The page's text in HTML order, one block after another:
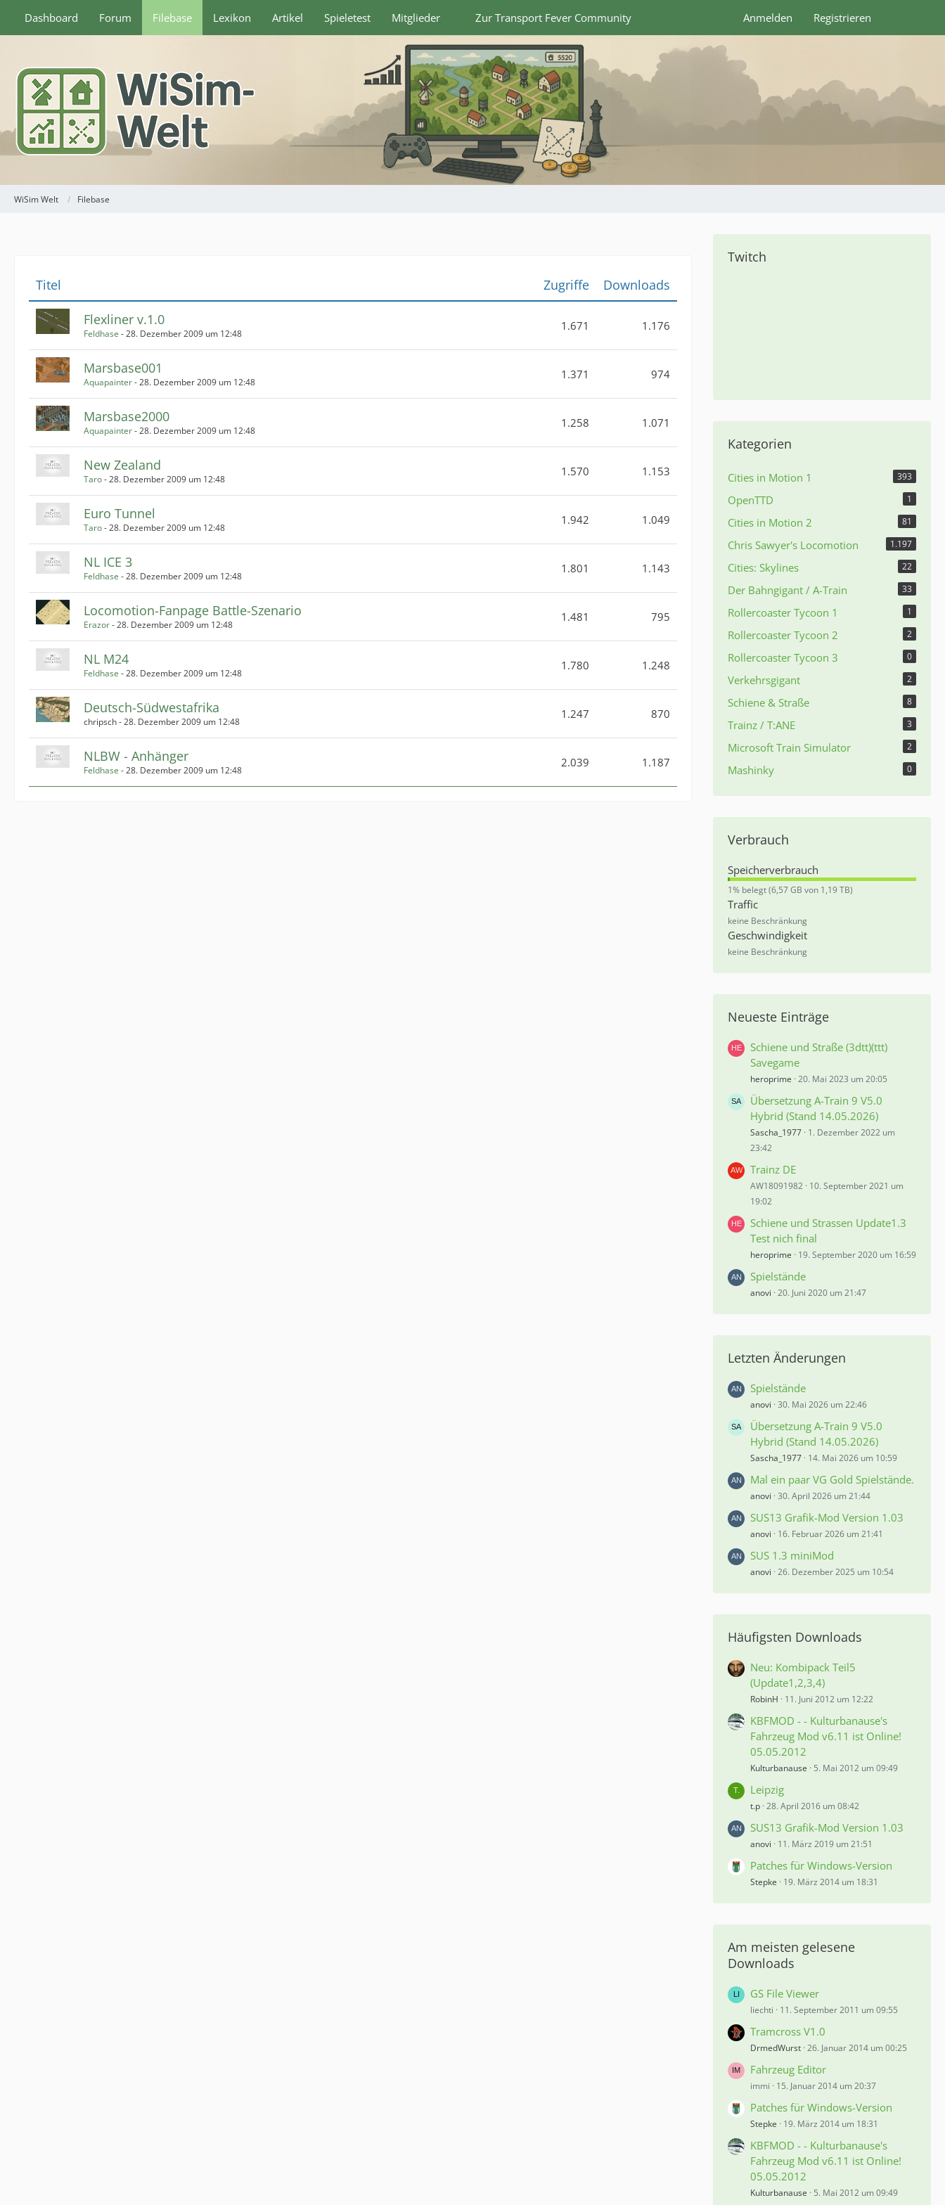
Dashboard Forum Filebase Lexikon Artikel Spieletest Mitglieder Zur Transport Fever Community Anmelden Registrieren
WiSim Welt Filebase
Titel Zugriffe Downloads
Flexliner v.1.0
Feldhase -28. Dezember 2009 um 12:48
1.671 1.176
Marsbase001
Aquapainter-28. Dezember 2009 um 12:48
1.371 974
Marsbase2000
Aquapainter-28. Dezember 2009 um 12:48
1.258 1.071
New Zealand
Taro-28. Dezember 2009 um 12:48
1.570 1.153
Euro Tunnel
Taro-28. Dezember 2009 um 12:48
1.942 1.049
NL ICE 3
Feldhase -28. Dezember 2009 um 12:48
1.801 1.143
Locomotion-Fanpage Battle-Szenario
Erazor-28. Dezember 2009 um 12:48
1.481 795
NL M24
Feldhase -28. Dezember 2009 um 12:48
1.780 1.248
Deutsch-Südwestafrika
chripsch -28. Dezember 2009 um 12:48
1.247 870
NLBW - Anhänger
Feldhase -28. Dezember 2009 um 12:48
2.039 1.187
Twitch
Kategorien
Cities in Motion 1 393
OpenTTD 1
Cities in Motion 2 81
Chris Sawyer's Locomotion 1.197
Cities: Skylines 22
Der Bahngigant / A-Train 33
Rollercoaster Tycoon 1 1
Rollercoaster Tycoon 2 2
Rollercoaster Tycoon 3 0
Verkehrsgigant 2
Schiene & Straße 8
Trainz / T:ANE 3
Microsoft Train Simulator 2
Mashinky 0
Verbrauch
Speicherverbrauch
0
,
5
5
%
1% belegt (6,57 GB von 1,19 TB)
Traffic
keine Beschränkung
Geschwindigkeit
keine Beschränkung
Neueste Einträge
Schiene und Straße (3dtt)(ttt)
Savegame
heroprime 20. Mai 2023 um 20:05
Übersetzung A-Train 9 V5.0
Hybrid (Stand 14.05.2026)
Sascha_1977 1. Dezember 2022 um
23:42
Trainz DE
AW18091982 10. September 2021 um
19:02
Schiene und Strassen Update1.3
Test nich final
heroprime 19. September 2020 um 16:59
Spielstände
anovi 20. Juni 2020 um 21:47
Letzten Änderungen
Spielstände
anovi 30. Mai 2026 um 22:46
Übersetzung A-Train 9 V5.0
Hybrid (Stand 14.05.2026)
Sascha_1977 14. Mai 2026 um 10:59
Mal ein paar VG Gold Spielstände.
anovi 30. April 2026 um 21:44
SUS13 Grafik-Mod Version 1.03
anovi 16. Februar 2026 um 21:41
SUS 1.3 miniMod
anovi 26. Dezember 2025 um 10:54
Häufigsten Downloads
Neu: Kombipack Teil5
(Update1,2,3,4)
RobinH 11. Juni 2012 um 12:22
KBFMOD - - Kulturbanause's
Fahrzeug Mod v6.11 ist Online!
05.05.2012
Kulturbanause 5. Mai 2012 um 09:49
Leipzig
t.p 28. April 2016 um 08:42
SUS13 Grafik-Mod Version 1.03
anovi 11. März 2019 um 21:51
Patches für Windows-Version
Stepke 19. März 2014 um 18:31
Am meisten gelesene
Downloads
GS File Viewer
liechti 11. September 2011 um 09:55
Tramcross V1.0
DrmedWurst 26. Januar 2014 um 00:25
Fahrzeug Editor
immi 15. Januar 2014 um 20:37
Patches für Windows-Version
Stepke 19. März 2014 um 18:31
KBFMOD - - Kulturbanause's
Fahrzeug Mod v6.11 ist Online!
05.05.2012
Kulturbanause 5. Mai 2012 um 09:49